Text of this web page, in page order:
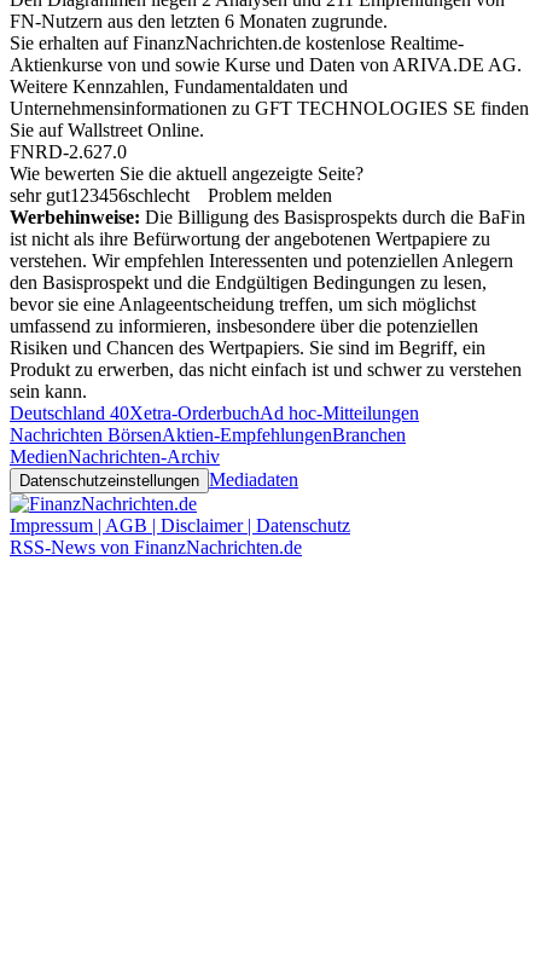
FN-Nutzern aus den letzten 6 Monaten zugrunde.
Sie erhalten auf FinanzNachrichten.de kostenlose Realtime-
Aktienkurse von und sowie Kurse und Daten von ARIVA.DE AG.
Weitere Kennzahlen, Fundamentaldaten und
Unternehmensinformationen zu GFT TECHNOLOGIES SE finden
Sie aufWallstreet Online.
FNRD-2.627.0
Wie bewerten Sie die aktuell angezeigte Seite?
sehr gut1 23456schlecht
Problem melden
Werbehinweise: Die Billigung des Basisprospekts durch die BaFin
ist nicht als ihre Befürwortung der angebotenen Wertpapiere zu
verstehen. Wir empfehlen Interessenten und potenziellen Anlegern
den Basisprospekt und die Endgültigen Bedingungen zu lesen,
bevor sie eine Anlageentscheidung treffen, um sich möglichst
umfassend zu informieren, insbesondere über die potenziellen
Risiken und Chancen des Wertpapiers. Sie sind im Begriff, ein
Produkt zu erwerben, das nicht einfach ist und schwer zu verstehen
sein kann.
Deutschland 40Xetra-OrderbuchAd hoc-Mitteilungen
Nachrichten BörsenAktien-EmpfehlungenBranchen
MedienNachrichten-Archiv
Datenschutzeinstellungen Mediadaten
Impressum | AGB | Disclaimer | Datenschutz
RSS-News von FinanzNachrichten.de